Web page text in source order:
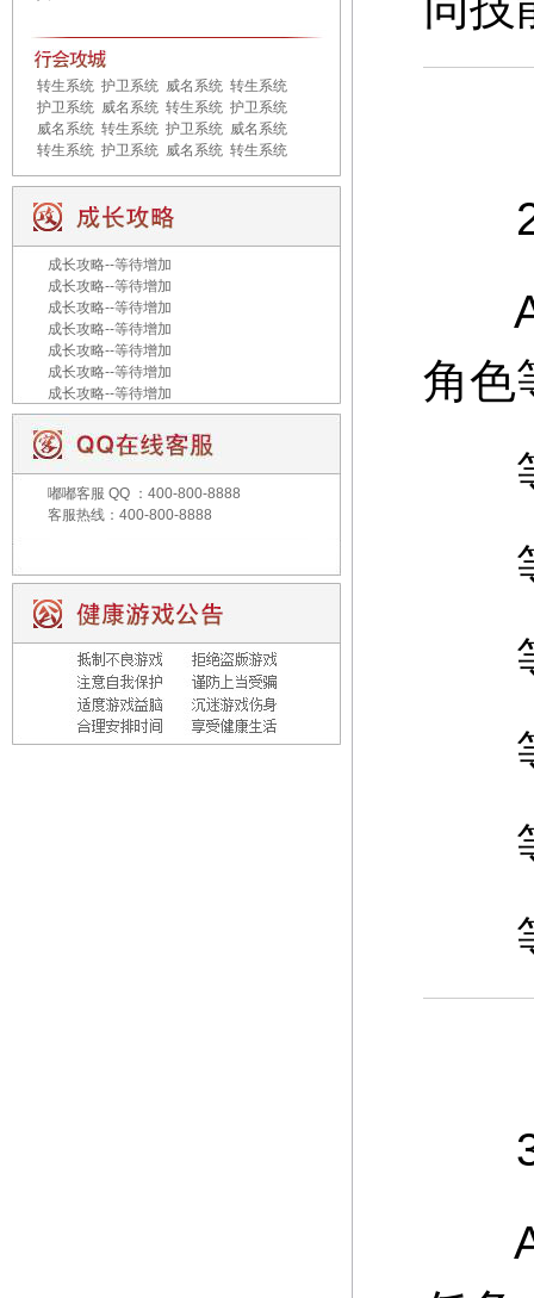
转生系统 护卫系统 威名系统 转生系统
护卫系统 威名系统 转生系统 护卫系统
威名系统 转生系统 护卫系统 威名系统
转生系统 护卫系统 威名系统 转生系统
成长攻略--等待增加
成长攻略--等待增加
成长攻略--等待增加
成长攻略--等待增加
成长攻略--等待增加
成长攻略--等待增加
成长攻略--等待增加
嘟嘟客服 QQ ：400-800-8888
客服热线：400-800-8888
2
A
角色
等
等
等
等
等
等
3
A